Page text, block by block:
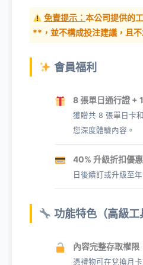
免責提示： 本公司提供的
**，並不構成投注建議，且不
會員福利
8 張單日通行證 +
獲贈共 8 張單日卡
您深度體驗內容。
40% 升級折扣優惠
日後續訂或升級至
功能特色（高級工
內容完整存取權限
憑禮物可在兌換月